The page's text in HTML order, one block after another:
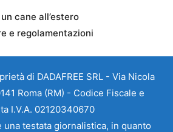
cane all’estero
e regolamentazioni
di DADAFREE SRL - Via Nicola
Roma (RM) - Codice Fiscale e
I.V.A. 02120340670
una testata giornalistica, in quanto